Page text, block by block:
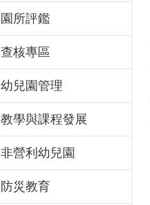
園所評鑑
查核專區
幼兒園管理
教學與課程發展
非營利幼兒園
防災教育